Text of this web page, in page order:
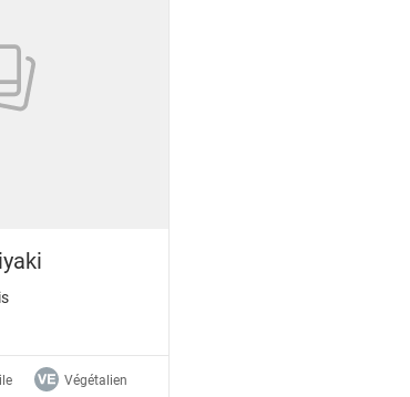
of 5.
Végétalien